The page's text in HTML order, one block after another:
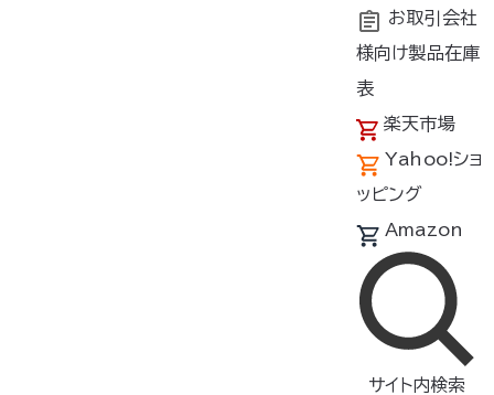
お取引会社
様向け製品在庫
表
楽天市場
Yahoo!ショ
ッピング
Amazon
サイト内検索
ケーブル/充電器
サーマルギア 変換アダプ
OP23540
用のオプション